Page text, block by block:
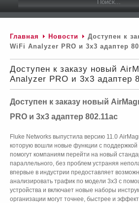
Главная Новости
Доступен к
WiFi Analyzer PRO и 3x3 адаптер
Доступен к заказу новый
Analyzer PRO и 3x3 адаптер
Доступен к заказу новый
PRO и 3x3 адаптер 802.11ac
Fluke Networks выпустила версию 11.0
которую вошли новые функции с
помогут компаниям перейти на новый
параллельного, без проблем устраняя
впервые в индустрии предоставляет
анализировать трафик по модели 3х3 с
устройства и включает новые наборы
организации могут точнее, быстрее и